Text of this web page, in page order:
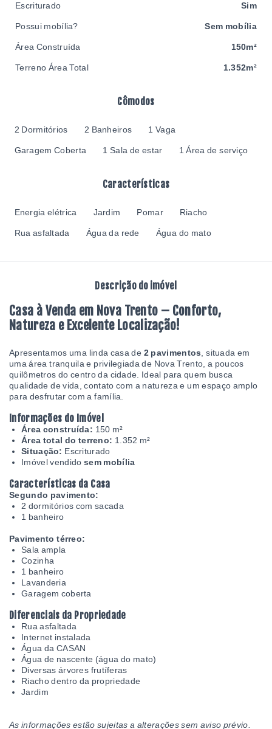
Cômodos
2 Dormitórios 2 Banheiros 1 Vaga
Garagem Coberta 1 Sala de estar 1 Área de serviço
Características
Energia elétrica Jardim Pomar Riacho
Rua asfaltada Água da rede Água do mato
Descrição do imóvel
Casa à Venda em Nova Trento – Conforto,
Natureza e Excelente Localização!
Apresentamos uma linda casa de 2 pavimentos , situada em
uma área tranquila e privilegiada de Nova Trento, a poucos
quilômetros do centro da cidade. Ideal para quem busca
qualidade de vida, contato com a natureza e um espaço amplo
para desfrutar com a família.
Informações do Imóvel
Área construída: 150 m²
Área total do terreno: 1.352 m²
Situação: Escriturado
Imóvel vendido sem mobília
Características da Casa
Segundo pavimento:
2 dormitórios com sacada
1 banheiro
Pavimento térreo:
Sala ampla
Cozinha
1 banheiro
Lavanderia
Garagem coberta
Diferenciais da Propriedade
Rua asfaltada
Internet instalada
Água da CASAN
Água de nascente (água do mato)
Diversas árvores frutíferas
Riacho dentro da propriedade
Jardim
As informações estão sujeitas a alterações sem aviso prévio.
Escriturado Sim
Possui mobília? Sem mobília
Área Construída 150m²
Terreno Área Total 1.352m²